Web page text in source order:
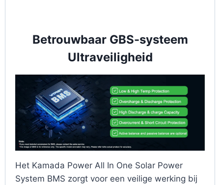
Betrouwbaar GBS-systeem
Ultraveiligheid
Het Kamada Power All In One Solar Power
System BMS zorgt voor een veilige werking bij